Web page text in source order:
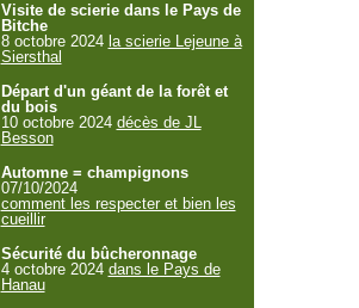
Visite de scierie dans le Pays de
Bitche
8 octobre 2024 la scierie Lejeune à
Siersthal
Départ d'un géant de la forêt et
du bois
10 octobre 2024 décès de JL
Besson
Automne = champignons
07/10/2024
comment les respecter et bien les
cueillir
Sécurité du bûcheronnage
4 octobre 2024 dans le Pays de
Hanau